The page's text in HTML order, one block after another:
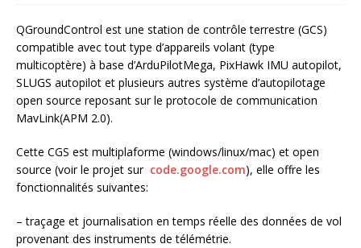
QGroundControl est une station de contrôle terrestre (GCS)
compatible avec tout type d’appareils volant (type
multicoptère) à base d’ArduPilotMega, PixHawk IMU autopilot,
SLUGS autopilot et plusieurs autres système d’autopilotage
open source reposant sur le protocole de communication
MavLink(APM 2.0).
Cette CGS est multiplaforme (windows/linux/mac) et open
source (voir le projet sur code.google.com), elle offre les
fonctionnalités suivantes:
– traçage et journalisation en temps réelle des données de vol
provenant des instruments de télémétrie.